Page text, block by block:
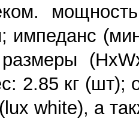
импеданс
размеры
2.85 кг (шт);
white), а